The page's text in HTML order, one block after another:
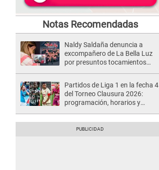
Notas Recomendadas
Naldy Saldaña denuncia a
excompañero de La Bella Luz
por presuntos tocamientos
Partidos de Liga 1 en la fecha 4
del Torneo Clausura 2026:
programación, horarios y